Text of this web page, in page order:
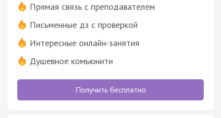
Прямая связь с преподавателем
Письменные дз с проверкой
Интересные онлайн-занятия
Душевное комьюнити
Получить бесплатно